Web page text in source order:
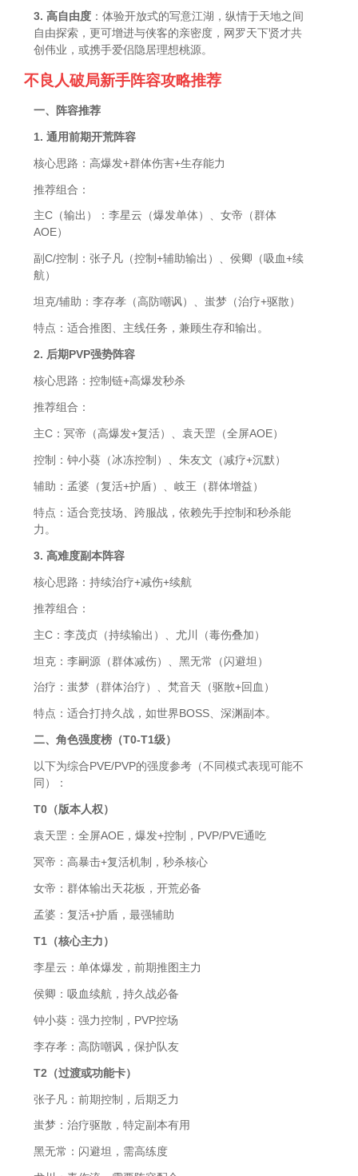
3. 高自由度 ：体验开放式的写意江湖，纵情于天地之间
自由探索，更可增进与侠客的亲密度，网罗天下贤才共
创伟业，或携手爱侣隐居理想桃源。
不良人破局新手阵容攻略推荐
一、阵容推荐
1. 通用前期开荒阵容
核心思路：高爆发+群体伤害+生存能力
推荐组合：
主C（输出）：李星云（爆发单体）、女帝（群体
AOE）
副C/控制：张子凡（控制+辅助输出）、侯卿（吸血+续
航）
坦克/辅助：李存孝（高防嘲讽）、蚩梦（治疗+驱散）
特点：适合推图、主线任务，兼顾生存和输出。
2. 后期PVP强势阵容
核心思路：控制链+高爆发秒杀
推荐组合：
主C：冥帝（高爆发+复活）、袁天罡（全屏AOE）
控制：钟小葵（冰冻控制）、朱友文（减疗+沉默）
辅助：孟婆（复活+护盾）、岐王（群体增益）
特点：适合竞技场、跨服战，依赖先手控制和秒杀能
力。
3. 高难度副本阵容
核心思路：持续治疗+减伤+续航
推荐组合：
主C：李茂贞（持续输出）、尤川（毒伤叠加）
坦克：李嗣源（群体减伤）、黑无常（闪避坦）
治疗：蚩梦（群体治疗）、梵音天（驱散+回血）
特点：适合打持久战，如世界BOSS、深渊副本。
二、角色强度榜（T0-T1级）
以下为综合PVE/PVP的强度参考（不同模式表现可能不
同）：
T0（版本人权）
袁天罡：全屏AOE，爆发+控制，PVP/PVE通吃
冥帝：高暴击+复活机制，秒杀核心
女帝：群体输出天花板，开荒必备
孟婆：复活+护盾，最强辅助
T1（核心主力）
李星云：单体爆发，前期推图主力
侯卿：吸血续航，持久战必备
钟小葵：强力控制，PVP控场
李存孝：高防嘲讽，保护队友
T2（过渡或功能卡）
张子凡：前期控制，后期乏力
蚩梦：治疗驱散，特定副本有用
黑无常：闪避坦，需高练度